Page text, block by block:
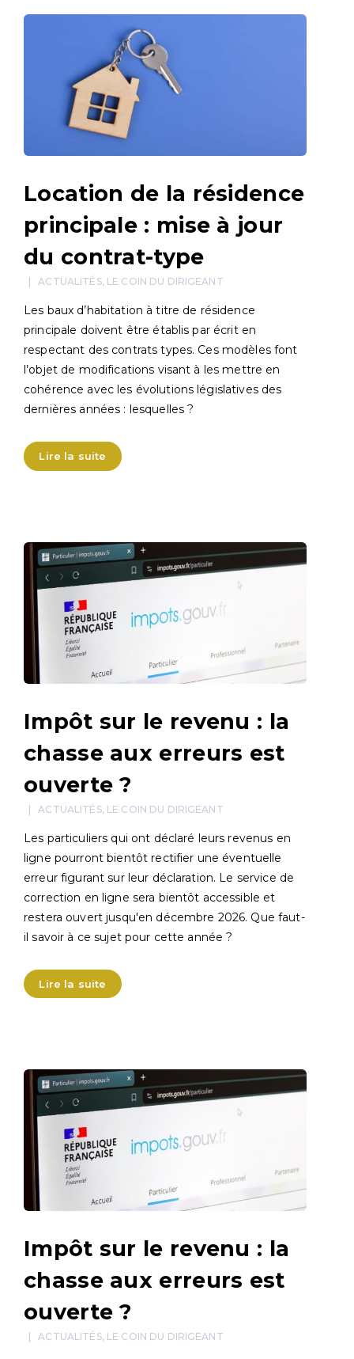
Location de la résidence
principale : mise à jour
du contrat-type
ACTUALITÉS, LE COIN DU DIRIGEANT
Les baux d’habitation à titre de résidence
principale doivent être établis par écrit en
respectant des contrats types. Ces modèles font
l’objet de modifications visant à les mettre en
cohérence avec les évolutions législatives des
dernières années : lesquelles ?
Lire la suite
Impôt sur le revenu : la
chasse aux erreurs est
ouverte ?
ACTUALITÉS, LE COIN DU DIRIGEANT
Les particuliers qui ont déclaré leurs revenus en
ligne pourront bientôt rectifier une éventuelle
erreur figurant sur leur déclaration. Le service de
correction en ligne sera bientôt accessible et
restera ouvert jusqu'en décembre 2026. Que faut-
il savoir à ce sujet pour cette année ?
Lire la suite
Impôt sur le revenu : la
chasse aux erreurs est
ouverte ?
ACTUALITÉS, LE COIN DU DIRIGEANT